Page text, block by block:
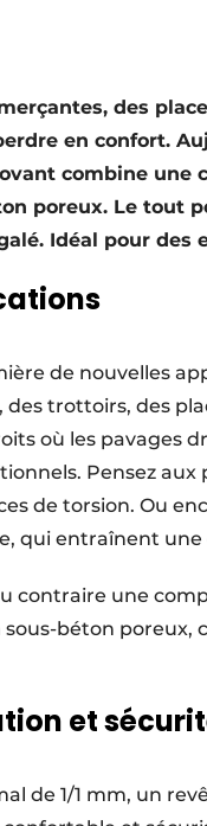
des
en confort.
combine
poreux. Le tout
Idéal pour des
de nouvelles
trottoirs, des
où les pavages
Pensez
de torsion. Ou
qui entraînent
contraire une
béton poreux,
et
de 1/1 mm, un